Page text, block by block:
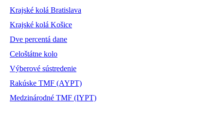
Krajské kolá Bratislava
Krajské kolá Košice
Dve percentá dane
Celoštátne kolo
Výberové sústredenie
Rakúske TMF (AYPT)
Medzinárodné TMF (IYPT)